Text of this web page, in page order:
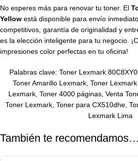
No esperes más para renovar tu toner. El
Yellow está disponible para envío
competitivos, garantía de originalidad y
es la elección inteligente para tu negocio.
impresiones color perfectas en tu oficina!
Palabras clave: Toner Lexmark
Toner Amarillo Lexmark, Toner
Lexmark, Toner 4000 páginas, Venta
Toner Lexmark, Toner para CX510dhe,
Lexmark Lima
También te recomendamos…